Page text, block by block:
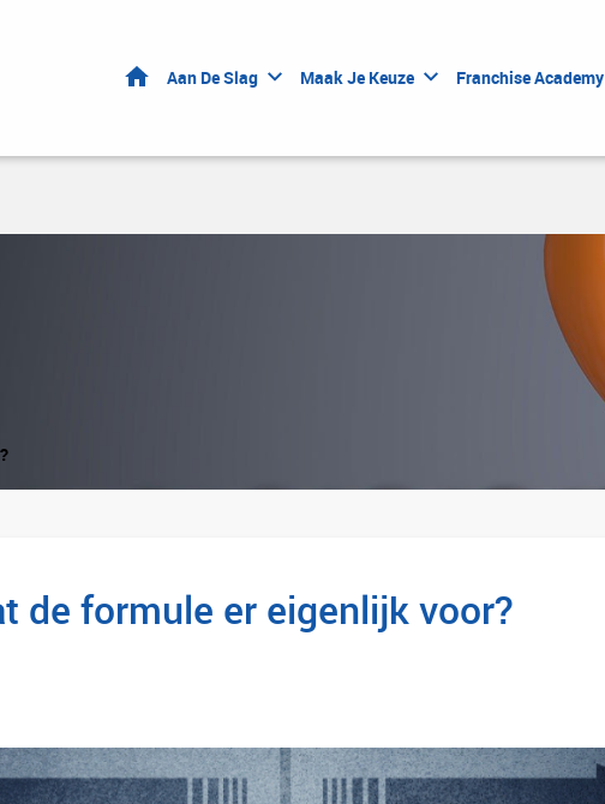
HomeAan De Slag Maak Je Keuze Franchise Academy
de formule er eigenlijk voor?